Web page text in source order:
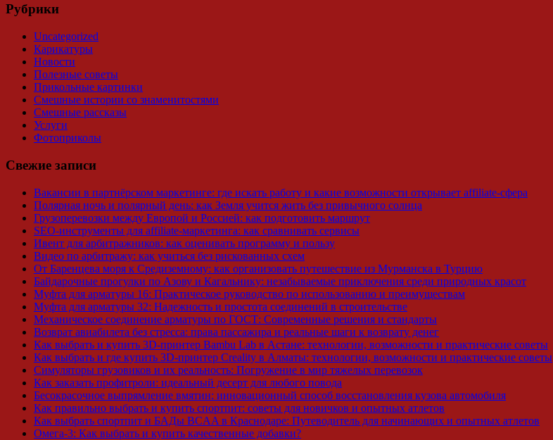
Рубрики
Uncategorized
Карикатуры
Новости
Полезные советы
Прикольные картинки
Смешные истории со знаменитостями
Смешные рассказы
Услуги
Фотоприколы
Свежие записи
Вакансии в партнёрском маркетинге: где искать работу и какие возможности открывает affiliate-сфера
Полярная ночь и полярный день: как Земля учится жить без привычного солнца
Грузоперевозки между Европой и Россией: как подготовить маршрут
SEO-инструменты для affiliate-маркетинга: как сравнивать сервисы
Ивент для арбитражников: как оценивать программу и пользу
Видео по арбитражу: как учиться без рискованных схем
От Баренцева моря к Средиземному: как организовать путешествие из Мурманска в Турцию
Байдарочные прогулки по Азову и Кагальнику: незабываемые приключения среди природных красот
Муфта для арматуры 16: Практическое руководство по использованию и преимуществам
Муфта для арматуры 32: Надежность и простота соединений в строительстве
Механическое соединение арматуры по ГОСТ: Современные решения и стандарты
Возврат авиабилета без стресса: права пассажира и реальные шаги к возврату денег
Как выбрать и купить 3D-принтер Bambu Lab в Астане: технологии, возможности и практические советы
Как выбрать и где купить 3D-принтер Creality в Алматы: технологии, возможности и практические советы
Симуляторы грузовиков и их реальность: Погружение в мир тяжелых перевозок
Как заказать профитроли: идеальный десерт для любого повода
Бесокрасочное выпрямление вмятин: инновационный способ восстановления кузова автомобиля
Как правильно выбрать и купить спортпит: советы для новичков и опытных атлетов
Как выбрать спортпит и БАДы BCAA в Краснодаре: Путеводитель для начинающих и опытных атлетов
Омега-3: Как выбрать и купить качественные добавки?